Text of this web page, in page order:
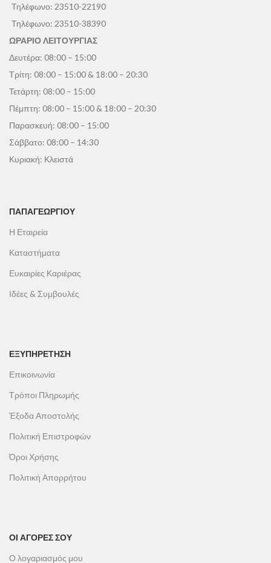
Τηλέφωνο: 23510-22190
Τηλέφωνο: 23510-38390
ΩΡΑΡΙΟ ΛΕΙΤΟΥΡΓΙΑΣ
Δευτέρα: 08:00 – 15:00
Τρίτη: 08:00 – 15:00 & 18:00 – 20:30
Τετάρτη: 08:00 – 15:00
Πέμπτη: 08:00 – 15:00 & 18:00 – 20:30
Παρασκευή: 08:00 – 15:00
Σάββατο: 08:00 – 14:30
Κυριακή: Κλειστά
ΠΑΠΑΓΕΩΡΓΊΟΥ
Η Εταιρεία
Καταστήματα
Ευκαιρίες Καριέρας
Ιδέες & Συμβουλές
ΕΞΥΠΗΡΕΤΗΣΗ
Επικοινωνία
Τρόποι Πληρωμής
Έξοδα Αποστολής
Πολιτική Επιστροφών
Όροι Χρήσης
Πολιτική Απορρήτου
ΟΙ ΑΓΟΡΕΣ ΣΟΥ
Ο λογαριασμός μου